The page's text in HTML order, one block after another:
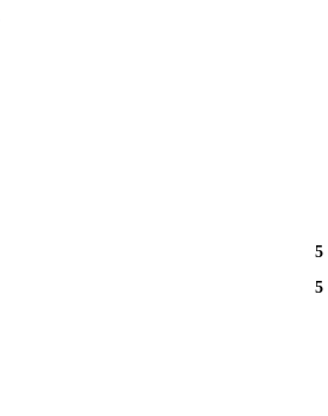
3
3
2
2
3
3
5
5